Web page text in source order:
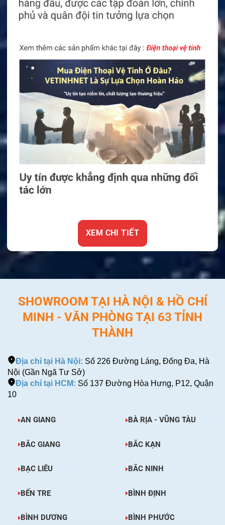
XEM CHI TIẾT
SHOWROOM TẠI HÀ NỘI & HỒ CHÍ
MINH - VĂN PHÒNG TẠI 63 TỈNH
THÀNH
Địa chỉ tại Hà Nội: Số 226 Đường Láng, Đống Đa, Hà
Nội (Gần Ngã Tư Sở)
Địa chỉ tại HCM: Số 137 Đường Hòa Hưng, P12, Quận
10
AN GIANG BÀ RỊA - VŨNG TÀU
BẮC GIANG BẮC KẠN
BẠC LIÊU BẮC NINH
BẾN TRE BÌNH ĐỊNH
BÌNH DƯƠNG BÌNH PHƯỚC